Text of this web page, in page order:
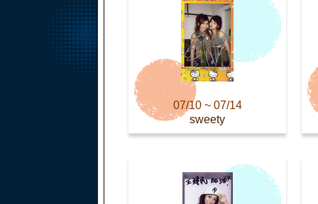
07/10 ~ 07/14
sweety